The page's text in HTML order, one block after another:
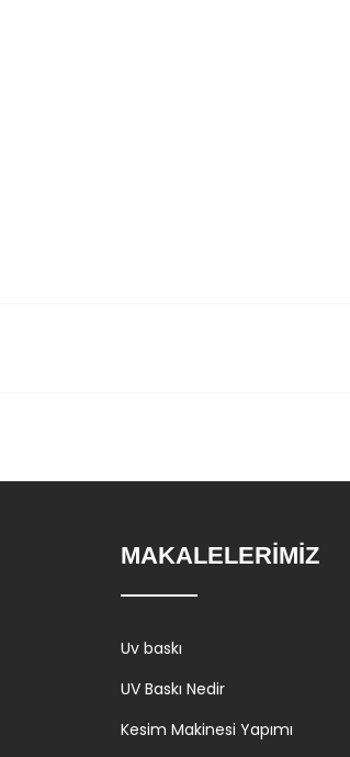
MAKALELERİMİZ
Uv baskı
UV Baskı Nedir
Kesim Makinesi Yapımı